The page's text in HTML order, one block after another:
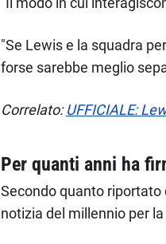
"Se Lewis e la squadra
forse sarebbe meglio
Correlato:UFFICIALE:
Per quanti anni ha
Secondo quanto
notizia del millennio per